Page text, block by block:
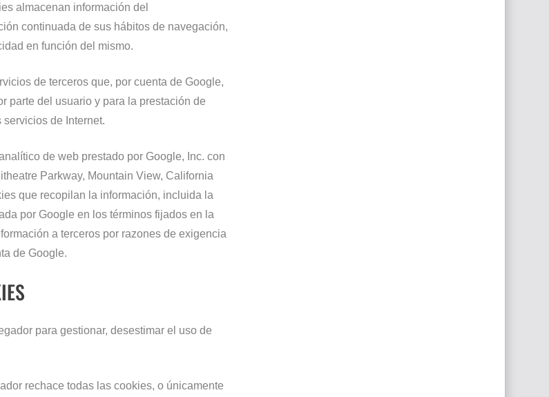
almacenan información del
continuada de sus hábitos de navegación,
en función del mismo.
de terceros que, por cuenta de Google,
parte del usuario y para la prestación de
de Internet.
de web prestado por Google, Inc. con
Parkway, Mountain View, California
que recopilan la información, incluida la
por Google en los términos fijados en la
a terceros por razones de exigencia
de Google.
para gestionar, desestimar el uso de
rechace todas las cookies, o únicamente